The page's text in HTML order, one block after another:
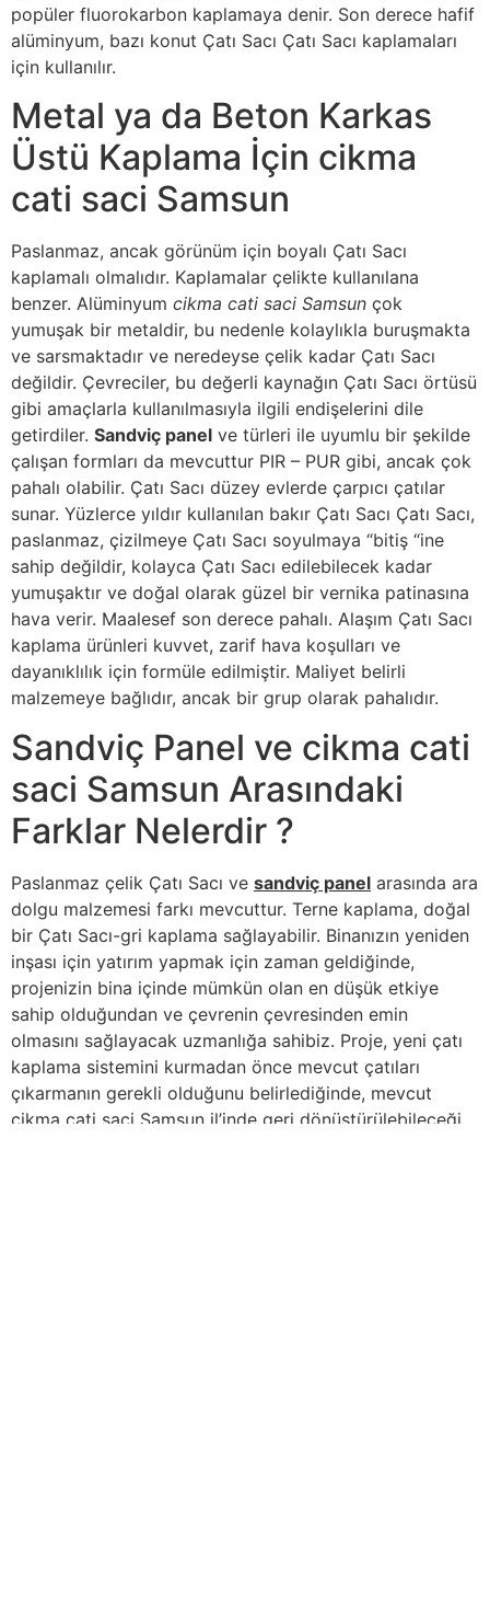
popüler fluorokarbon kaplamaya denir. Son derece hafif
alüminyum, bazı konut Çatı Sacı Çatı Sacı kaplamaları
için kullanılır.
Metal ya da Beton Karkas
Üstü Kaplama İçin cikma
cati saci Samsun
Paslanmaz, ancak görünüm için boyalı Çatı Sacı
kaplamalı olmalıdır. Kaplamalar çelikte kullanılana
benzer. Alüminyum cikma cati saci Samsun çok
yumuşak bir metaldir, bu nedenle kolaylıkla buruşmakta
ve sarsmaktadır ve neredeyse çelik kadar Çatı Sacı
değildir. Çevreciler, bu değerli kaynağın Çatı Sacı örtüsü
gibi amaçlarla kullanılmasıyla ilgili endişelerini dile
getirdiler. Sandviç panel ve türleri ile uyumlu bir şekilde
çalışan formları da mevcuttur PIR – PUR gibi, ancak çok
pahalı olabilir. Çatı Sacı düzey evlerde çarpıcı çatılar
sunar. Yüzlerce yıldır kullanılan bakır Çatı Sacı Çatı Sacı,
paslanmaz, çizilmeye Çatı Sacı soyulmaya “bitiş “ine
sahip değildir, kolayca Çatı Sacı edilebilecek kadar
yumuşaktır ve doğal olarak güzel bir vernika patinasına
hava verir. Maalesef son derece pahalı. Alaşım Çatı Sacı
kaplama ürünleri kuvvet, zarif hava koşulları ve
dayanıklılık için formüle edilmiştir. Maliyet belirli
malzemeye bağlıdır, ancak bir grup olarak pahalıdır.
Sandviç Panel ve cikma cati
saci Samsun Arasındaki
Farklar Nelerdir ?
Paslanmaz çelik Çatı Sacı ve sandviç panel arasında ara
dolgu malzemesi farkı mevcuttur. Terne kaplama, doğal
bir Çatı Sacı-gri kaplama sağlayabilir. Binanızın yeniden
inşası için yatırım yapmak için zaman geldiğinde,
projenizin bina içinde mümkün olan en düşük etkiye
sahip olduğundan ve çevrenin çevresinden emin
olmasını sağlayacak uzmanlığa sahibiz. Proje, yeni çatı
kaplama sistemini kurmadan önce mevcut çatıları
çıkarmanın gerekli olduğunu belirlediğinde, mevcut
cikma cati saci Samsun il’inde geri dönüştürülebileceği